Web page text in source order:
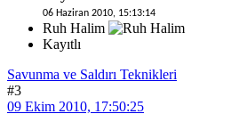
06 Haziran 2010, 15:13:14
Ruh Halim
Kayıtlı
Savunma ve Saldırı Teknikleri
#3
09 Ekim 2010, 17:50:25